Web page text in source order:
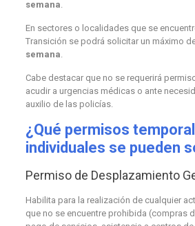
semana
En sectores o localidades que se
Transición se podrá solicitar un máximo
semana
Cabe destacar que no se requerirá
acudir a urgencias médicas o ante
auxilio de las policías.
¿Qué permisos
individuales se pueden
Permiso de Desplazamiento
Habilita para la realización de cualquier
que no se encuentre prohibida (compras